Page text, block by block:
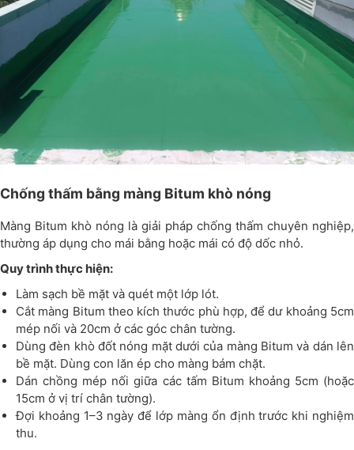
Chống thấm bằng màng Bitum khò nóng
Màng Bitum khò nóng là giải pháp chống thấm chuyên nghiệp,
thường áp dụng cho mái bằng hoặc mái có độ dốc nhỏ.
Quy trình thực hiện:
Làm sạch bề mặt và quét một lớp lót.
Cắt màng Bitum theo kích thước phù hợp, để dư khoảng 5cm
mép nối và 20cm ở các góc chân tường.
Dùng đèn khò đốt nóng mặt dưới của màng Bitum và dán lên
bề mặt. Dùng con lăn ép cho màng bám chặt.
Dán chồng mép nối giữa các tấm Bitum khoảng 5cm (hoặc
15cm ở vị trí chân tường).
Đợi khoảng 1–3 ngày để lớp màng ổn định trước khi nghiệm
thu.